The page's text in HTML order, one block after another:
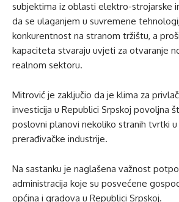
subjektima iz oblasti elektro-strojarske
da se ulaganjem u suvremene
konkurentnost na stranom tržištu, a
kapaciteta stvaraju uvjeti za otvaranje
realnom sektoru.
Mitrović je zaključio da je klima za
investicija u Republici Srpskoj povoljna
poslovni planovi nekoliko stranih tvrtki
prerađivačke industrije.
Na sastanku je naglašena važnost
administracija koje su posvećene
općina i gradova u Republici Srpskoj.